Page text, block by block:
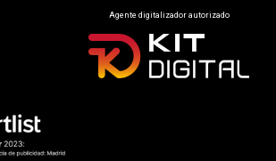
Agente digitalizador autorizado